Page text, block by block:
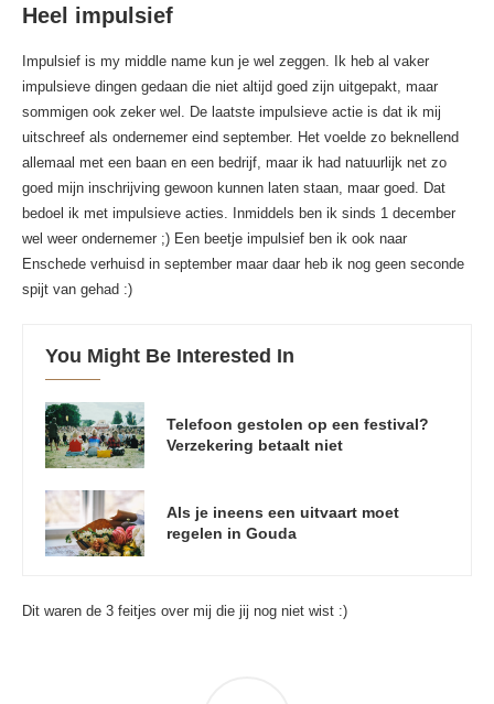
Heel impulsief
Impulsief is my middle name kun je wel zeggen. Ik heb al vaker
impulsieve dingen gedaan die niet altijd goed zijn uitgepakt, maar
sommigen ook zeker wel. De laatste impulsieve actie is dat ik mij
uitschreef als ondernemer eind september. Het voelde zo beknellend
allemaal met een baan en een bedrijf, maar ik had natuurlijk net zo
goed mijn inschrijving gewoon kunnen laten staan, maar goed. Dat
bedoel ik met impulsieve acties. Inmiddels ben ik sinds 1 december
wel weer ondernemer ;) Een beetje impulsief ben ik ook naar
Enschede verhuisd in september maar daar heb ik nog geen seconde
spijt van gehad :)
You Might Be Interested In
Telefoon gestolen op een festival?
Verzekering betaalt niet
Als je ineens een uitvaart moet
regelen in Gouda
Dit waren de 3 feitjes over mij die jij nog niet wist :)